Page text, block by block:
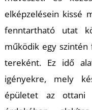
elképzelésein kissé
fenntartható utat
működik egy
tereként. Ez idő
igényekre, mely
épületet az ottani